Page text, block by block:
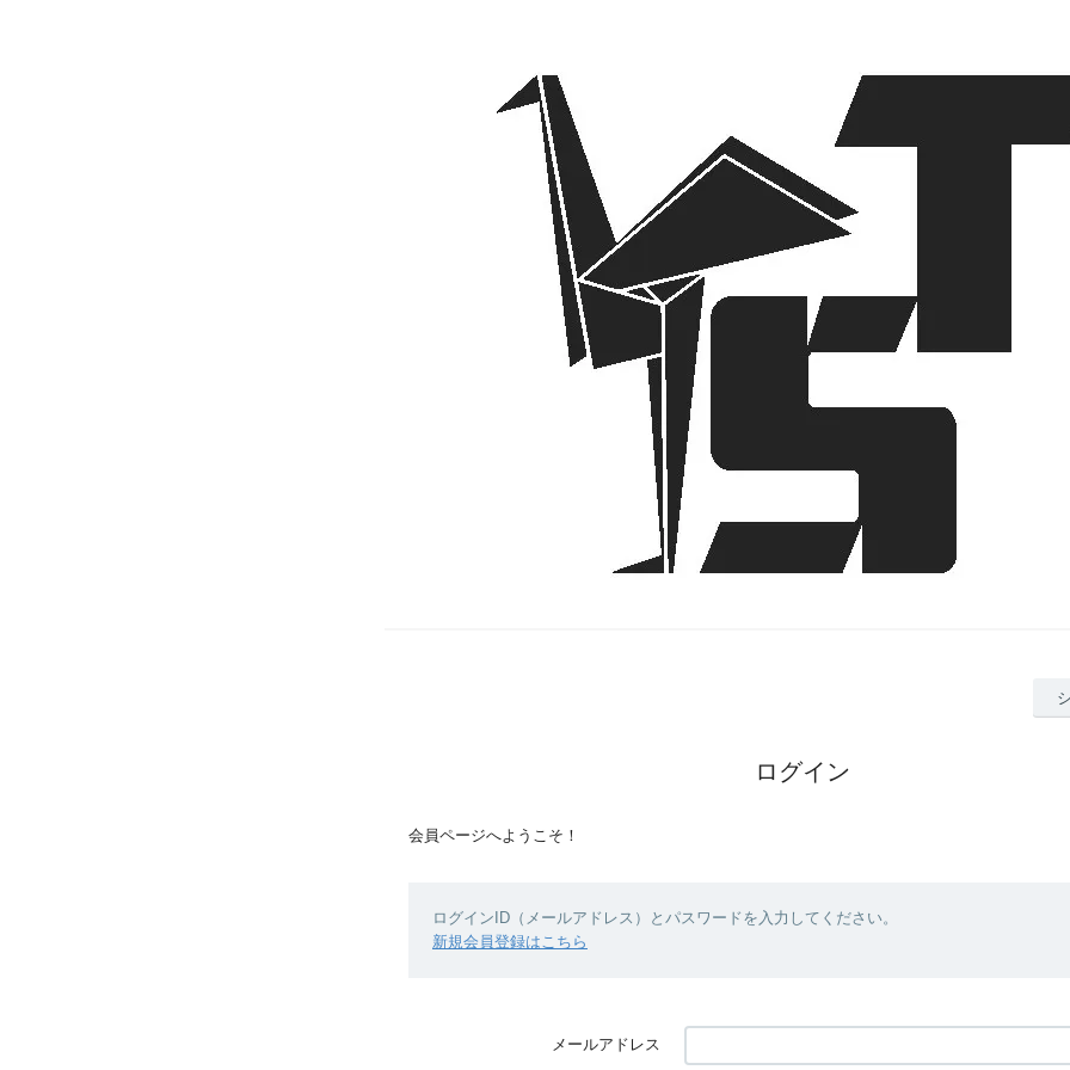
ログイン
会員ページへようこそ！
ログインID（メールアドレス）とパスワードを入力してください。
新規会員登録はこちら
メールアドレス